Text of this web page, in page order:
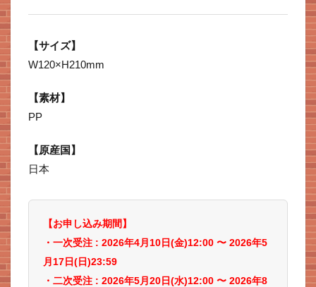
【サイズ】
W120×H210mm
【素材】
PP
【原産国】
日本
【お申し込み期間】
・一次受注 : 2026年4月10日(金)12:00 〜 2026年5
月17日(日)23:59
・二次受注 : 2026年5月20日(水)12:00 〜 2026年8